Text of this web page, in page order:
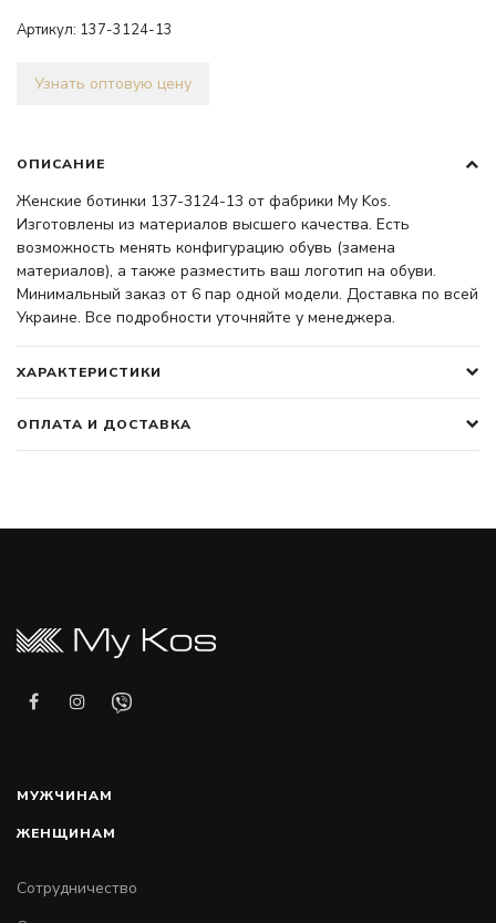
Артикул: 137-3124-13
Узнать оптовую цену
ОПИСАНИЕ
Женские ботинки 137-3124-13 от фабрики My Kos.
Изготовлены из материалов высшего качества. Есть
возможность менять конфигурацию обувь (замена
материалов), а также разместить ваш логотип на обуви.
Минимальный заказ от 6 пар одной модели. Доставка по всей
Украине. Все подробности уточняйте у менеджера.
ХАРАКТЕРИСТИКИ
ОПЛАТА И ДОСТАВКА
МУЖЧИНАМ
ЖЕНЩИНАМ
Сотрудничество